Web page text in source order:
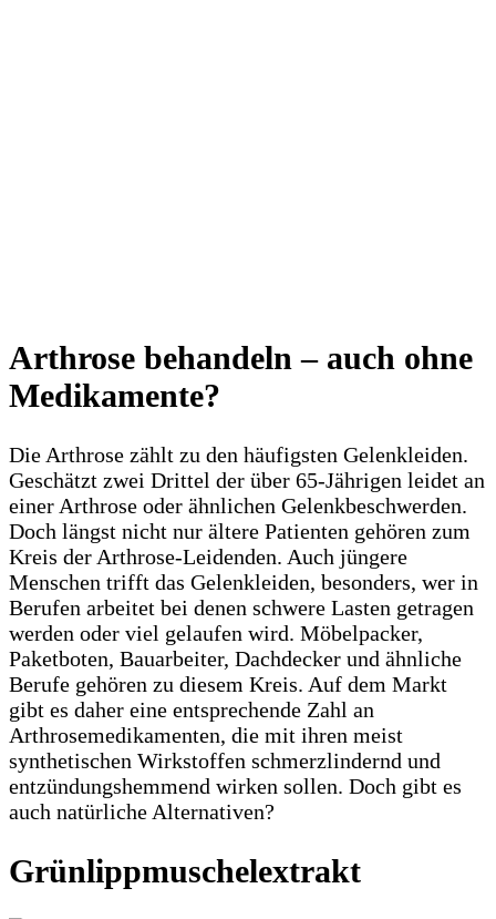
Arthrose behandeln – auch ohne
Medikamente?
Die Arthrose zählt zu den häufigsten Gelenkleiden.
Geschätzt zwei Drittel der über 65-Jährigen leidet an
einer Arthrose oder ähnlichen Gelenkbeschwerden.
Doch längst nicht nur ältere Patienten gehören zum
Kreis der Arthrose-Leidenden. Auch jüngere
Menschen trifft das Gelenkleiden, besonders, wer in
Berufen arbeitet bei denen schwere Lasten getragen
werden oder viel gelaufen wird. Möbelpacker,
Paketboten, Bauarbeiter, Dachdecker und ähnliche
Berufe gehören zu diesem Kreis. Auf dem Markt
gibt es daher eine entsprechende Zahl an
Arthrosemedikamenten, die mit ihren meist
synthetischen Wirkstoffen schmerzlindernd und
entzündungshemmend wirken sollen. Doch gibt es
auch natürliche Alternativen?
Grünlippmuschelextrakt